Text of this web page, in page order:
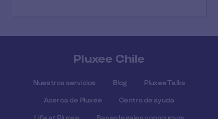
Pluxee Chile
Nuestros servicios Blog Pluxee Talks
Acerca de Pluxee Centro de ayuda